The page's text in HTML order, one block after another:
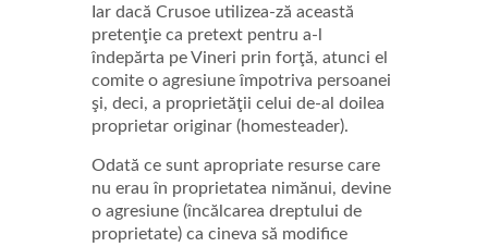
Iar dacă Crusoe utilizea-ză această
pretenţie ca pretext pentru a-l
îndepărta pe Vineri prin forţă, atunci el
comite o agresiune împotriva persoanei
şi, deci, a proprietăţii celui de-al doilea
proprietar originar (homesteader).
Odată ce sunt apropriate resurse care
nu erau în proprietatea nimănui, devine
o agresiune (încălcarea dreptului de
proprietate) ca cineva să modifice